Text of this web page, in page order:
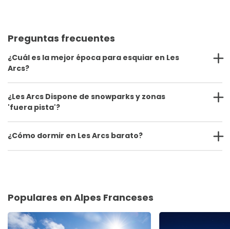
Preguntas frecuentes
¿Cuál es la mejor época para esquiar en Les
Arcs?
¿Les Arcs Dispone de snowparks y zonas
'fuera pista'?
¿Cómo dormir en Les Arcs barato?
Populares en Alpes Franceses